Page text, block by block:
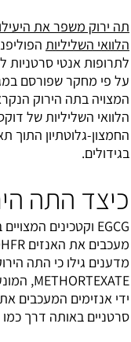
תה ירוק משפר את
הלוואי השליליות
לתרופות אנטי סרטניות
הלוואי השליליות של
החמצון-גלוטתיון התוך
בגידולים.
כיצד התה
מעכבים את האנזים REDOCTASE DIHYDROFOLATE DHFR.
מדענים גילו כי התה
סרטניים באותה דרך